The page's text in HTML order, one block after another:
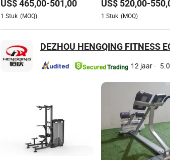
Sportgoederen Oefening
Thuis Commercieel
Sportmateriaal voor
US$465,00-501,00
1 Stuk (MOQ)
Gym Fitness
Trainer Vrije Gewichten
Kracht Rack
US$ 520,00-
1 Stuk (MOQ)
DEZHOU HENGQING FITNESS
12 jaar · 5.0